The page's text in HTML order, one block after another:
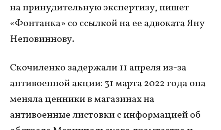
на принудительную экспертизу, пишет
«Фонтанка» со ссылкой на ее адвоката Яну
Неповиннову.
Скочиленко задержали 11 апреля из-за
антивоенной акции: 31 марта 2022 года она
меняла ценники в магазинах на
антивоенные листовки с информацией об